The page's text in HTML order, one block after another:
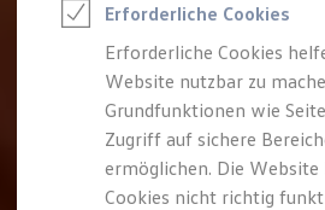
Elektroauto Leasing
Kleinwagen-Leasing
Leasing ohne
Finanzierung
Autokredit mit
Versicherungen und
Kfz-Versicherung
Garantien
Erforderliche Cookies
Erforderliche Cookies
Website nutzbar zu
Grundfunktionen wie
Zugriff auf sichere
ermöglichen. Die Website
Cookies nicht richtig